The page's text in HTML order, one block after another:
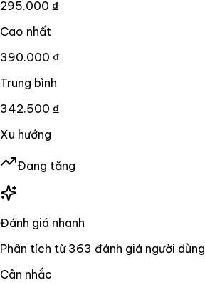
295.000 ₫
Cao nhất
390.000 ₫
Trung bình
342.500 ₫
Xu hướng
Đang tăng
Đánh giá nhanh
Phân tích từ 363 đánh giá người dùng
Cân nhắc